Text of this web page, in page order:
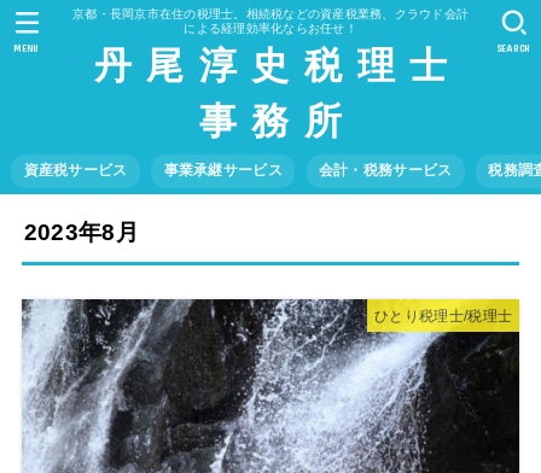
京都・長岡京市在住の税理士。相続税などの資産税業務、クラウド会計
による経理効率化ならお任せ！
丹 尾 淳 史 税 理 士
事 務 所
資産税サービス 事業承継サービス 会計・税務サービス 税務調
SEARCH
MENU
2023年8月
ひとり税理士/税理士